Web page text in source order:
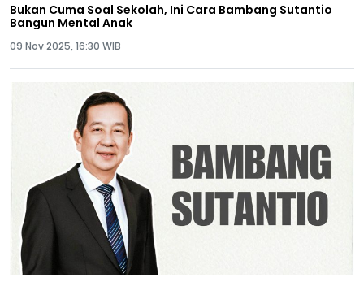
Bukan Cuma Soal Sekolah, Ini Cara Bambang Sutantio
Bangun Mental Anak
09 Nov 2025, 16:30 WIB